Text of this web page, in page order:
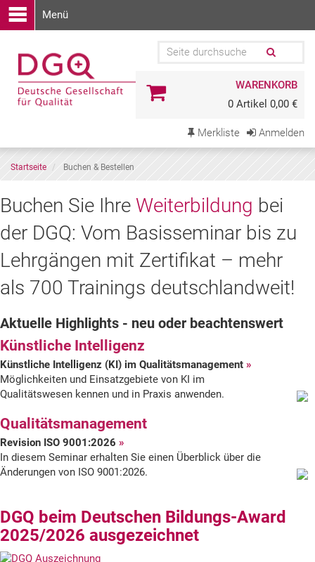
Menü
WARENKORB
0 Artikel 0,00 €
Merkliste Anmelden
Startseite Buchen & Bestellen
Buchen
Sie
Ihre
Weiterbildung
bei
der
DGQ
Buchen Sie Ihre Weiterbildung bei
der DGQ: Vom Basisseminar bis zu
Lehrgängen mit Zertifikat – mehr
als 700 Trainings deutschlandweit!
Aktuelle Highlights - neu oder beachtenswert
Künstliche Intelligenz
Künstliche Intelligenz (KI) im Qualitätsmanagement
Möglichkeiten und Einsatzgebiete von KI im
Qualitätswesen kennen und in Praxis anwenden.
Qualitätsmanagement
Revision ISO 9001:2026
In diesem Seminar erhalten Sie einen Überblick über die
Änderungen von ISO 9001:2026.
DGQ beim Deutschen Bildungs-Award
2025/2026 ausgezeichnet